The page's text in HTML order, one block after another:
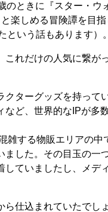
のときに『スター・ウ
楽しめる冒険譚を目指
いう話もあります）。
これだけの人気に繋が
クターグッズを持って
ど、世界的なIPが多
雑する物販エリアの中
した。その目玉の一
ていましたし、メデ
仕込まれていたでしょ